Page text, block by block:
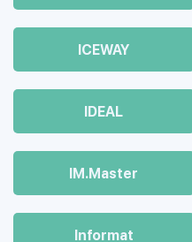
ICEWAY
IDEAL
IM.Master
Informat